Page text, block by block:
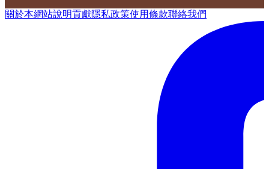
關於本網站說明貢獻隱私政策使用條款聯絡我們